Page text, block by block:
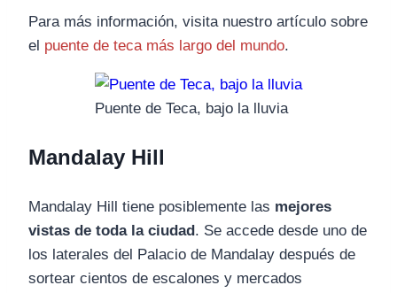
Para más información, visita nuestro artículo sobre
el puente de teca más largo del mundo.
Puente de Teca, bajo la lluvia
Mandalay Hill
Mandalay Hill tiene posiblemente las mejores
vistas de toda la ciudad . Se accede desde uno de
los laterales del Palacio de Mandalay después de
sortear cientos de escalones y mercados